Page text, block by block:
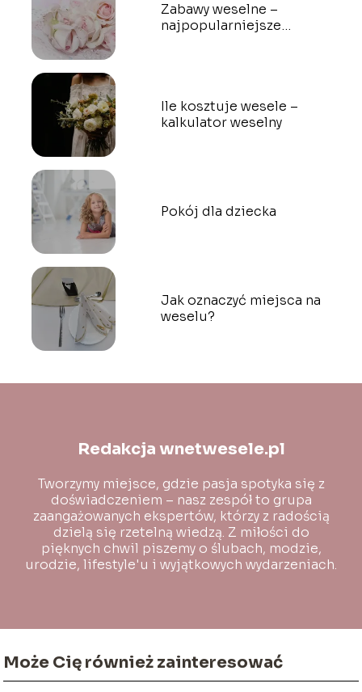
Zabawy weselne –
najpopularniejsze
Ile kosztuje wesele –
kalkulator weselny
Pokój dla dziecka
Jak oznaczyć miejsca na
weselu?
Redakcja wnetwesele.pl
Tworzymy miejsce, gdzie pasja spotyka się z
doświadczeniem – nasz zespół to grupa
zaangażowanych ekspertów, którzy z radością
dzielą się rzetelną wiedzą. Z miłości do
pięknych chwil piszemy o ślubach, modzie,
urodzie, lifestyle'u i wyjątkowych wydarzeniach.
Może Cię również zainteresować